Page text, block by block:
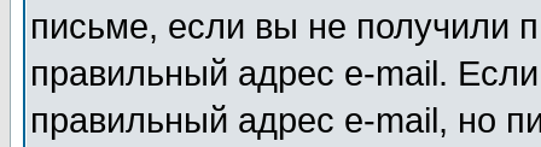
письме, если вы не получили
правильный адрес e-mail.
правильный адрес e-mail, но